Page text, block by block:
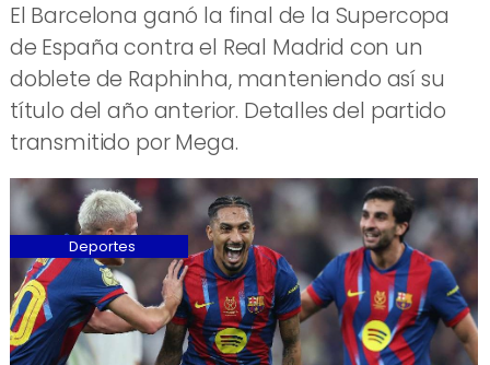
El Barcelona ganó la final de la Supercopa
de España contra el Real Madrid con un
doblete de Raphinha, manteniendo así su
título del año anterior. Detalles del partido
transmitido por Mega.
Deportes